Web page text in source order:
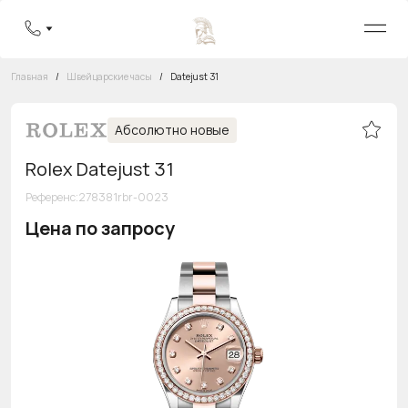
Бесплатная горячая линия8 800 555-95-99
Главная / Швейцарские часы / Datejust 31
Абсолютно новые
Rolex Datejust 31
Референс:278381rbr-0023
Цена по запросу